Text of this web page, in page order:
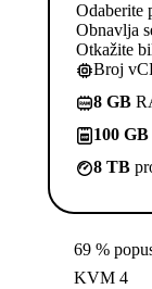
Odaberite
Obnavlja
Otkažite
Broj
8 GB
100 GB
8 TB
69 %
KVM 4